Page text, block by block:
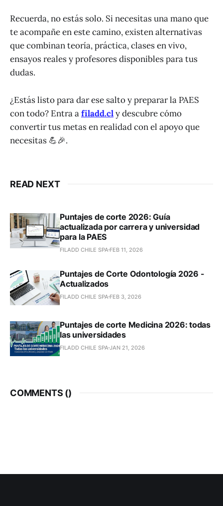
Recuerda, no estás solo. Si necesitas una mano que
te acompañe en este camino, existen alternativas
que combinan teoría, práctica, clases en vivo,
ensayos reales y profesores disponibles para tus
dudas.
¿Estás listo para dar ese salto y preparar la PAES
con todo? Entra afiladd.cly descubre cómo
convertir tus metas en realidad con el apoyo que
necesitas 💪🎉.
READ NEXT
Puntajes de corte 2026: Guía
actualizada por carrera y universidad
para la PAES
FILADD CHILE SPA FEB 11, 2026
Puntajes de Corte Odontología 2026 -
Actualizados
FILADD CHILE SPA FEB 3, 2026
Puntajes de corte Medicina 2026: todas
las universidades
FILADD CHILE SPA JAN 21, 2026
COMMENTS ()